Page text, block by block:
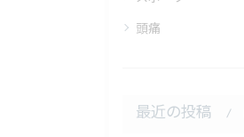
頭痛
最近の投稿